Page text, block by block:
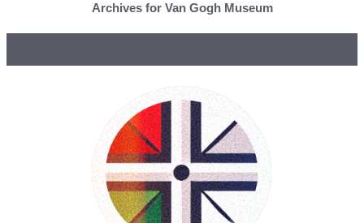
Archives for Van Gogh Museum